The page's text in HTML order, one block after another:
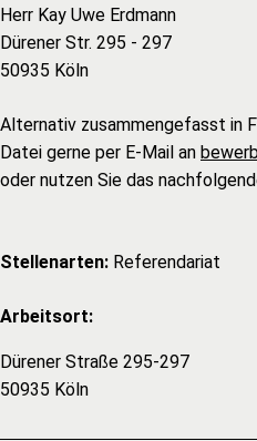
Herr Kay Uwe Erdmann
Dürener Str. 295 - 297
50935 Köln
Alternativ zusammengefasst in
Datei gerne per E-Mail an
oder nutzen Sie das
Stellenarten: Referendariat
Arbeitsort:
Dürener Straße 295-297
50935 Köln